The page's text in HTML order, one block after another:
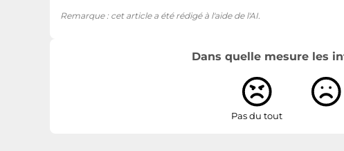
Remarque : cet article a été rédigé à l'aide de l'AI.
Dans quelle mesure les
Pas du tout